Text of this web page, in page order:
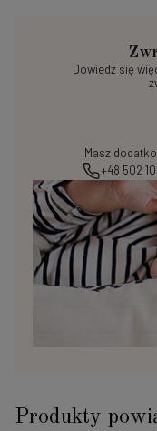
Dowiedz się
Masz
+48 502
Produkty